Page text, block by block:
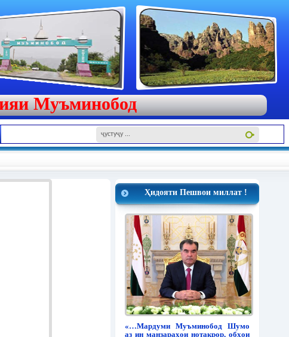
Муъминобод
Ҳидояти Пешвои миллат !
«…Мардуми Муъминобод Шумо
аз ин манзараҳои нотакрор, обҳои